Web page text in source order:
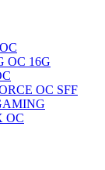
OC 16G
OC SFF
OC